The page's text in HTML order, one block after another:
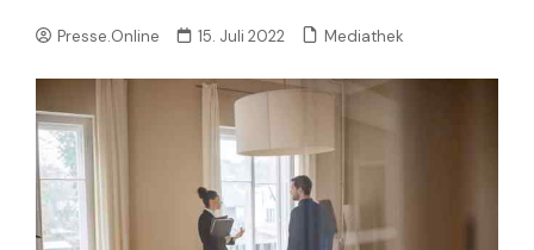
Presse.Online 15. Juli 2022 Mediathek